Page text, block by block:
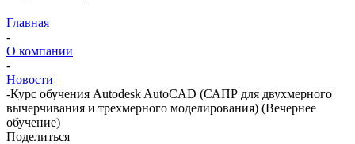
Главная
-
О компании
-
Новости
-Курс обучения Autodesk AutoCAD (САПР для двухмерного
вычерчивания и трехмерного моделирования) (Вечернее
обучение)
Поделиться